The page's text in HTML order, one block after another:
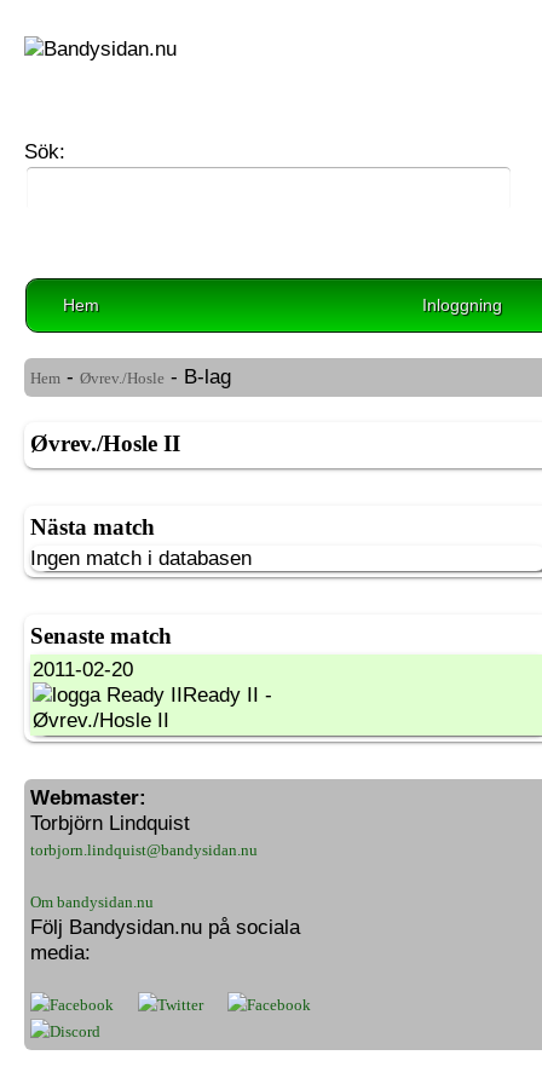
Sök:
Hem Inloggning
Hem - Øvrev./Hosle - B-lag
Øvrev./Hosle II
Nästa match
Ingen match i databasen
Senaste match
2011-02-20
Ready II -
Øvrev./Hosle II
Webmaster:
Torbjörn Lindquist
torbjorn.lindquist@bandysidan.nu
Om bandysidan.nu
Följ Bandysidan.nu på sociala
media: